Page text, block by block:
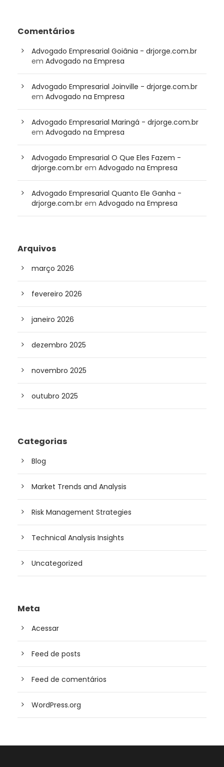
Comentários
Advogado Empresarial Goiânia - drjorge.com.br
em Advogado na Empresa
Advogado Empresarial Joinville - drjorge.com.br
em Advogado na Empresa
Advogado Empresarial Maringá - drjorge.com.br
em Advogado na Empresa
Advogado Empresarial O Que Eles Fazem -
drjorge.com.br em Advogado na Empresa
Advogado Empresarial Quanto Ele Ganha -
drjorge.com.br em Advogado na Empresa
Arquivos
março 2026
fevereiro 2026
janeiro 2026
dezembro 2025
novembro 2025
outubro 2025
Categorias
Blog
Market Trends and Analysis
Risk Management Strategies
Technical Analysis Insights
Uncategorized
Meta
Acessar
Feed de posts
Feed de comentários
WordPress.org